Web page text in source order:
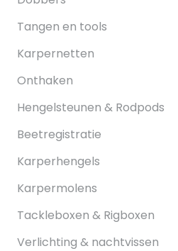
Tangen en tools
Karpernetten
Onthaken
Hengelsteunen & Rodpods
Beetregistratie
Karperhengels
Karpermolens
Tackleboxen & Rigboxen
Verlichting & nachtvissen